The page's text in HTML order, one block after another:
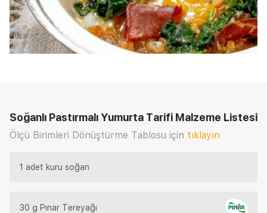
Soğanlı Pastırmalı Yumurta Tarifi Malzeme Listesi
Ölçü Birimleri Dönüştürme Tablosu için tıklayın
1 adet kuru soğan
30 g Pınar Tereyağı